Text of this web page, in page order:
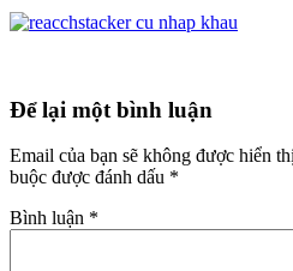
Để lại một bình luận
Email của bạn sẽ không được hiển
buộc được đánh dấu *
Bình luận *